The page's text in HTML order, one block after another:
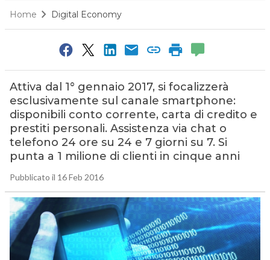
Home Digital Economy
Attiva dal 1° gennaio 2017, si focalizzerà
esclusivamente sul canale smartphone:
disponibili conto corrente, carta di credito e
prestiti personali. Assistenza via chat o
telefono 24 ore su 24 e 7 giorni su 7. Si
punta a 1 milione di clienti in cinque anni
Pubblicato il 16 Feb 2016